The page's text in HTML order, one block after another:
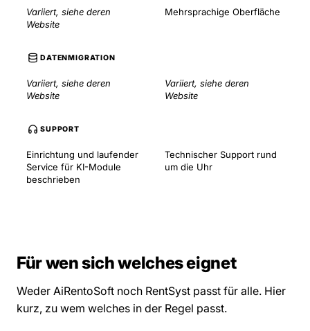
Variiert, siehe deren
Website
Mehrsprachige Oberfläche
DATENMIGRATION
Variiert, siehe deren
Website
Variiert, siehe deren
Website
SUPPORT
Einrichtung und laufender
Service für KI-Module
beschrieben
Technischer Support rund
um die Uhr
Für wen sich welches eignet
Weder AiRentoSoft noch RentSyst passt für alle. Hier
kurz, zu wem welches in der Regel passt.